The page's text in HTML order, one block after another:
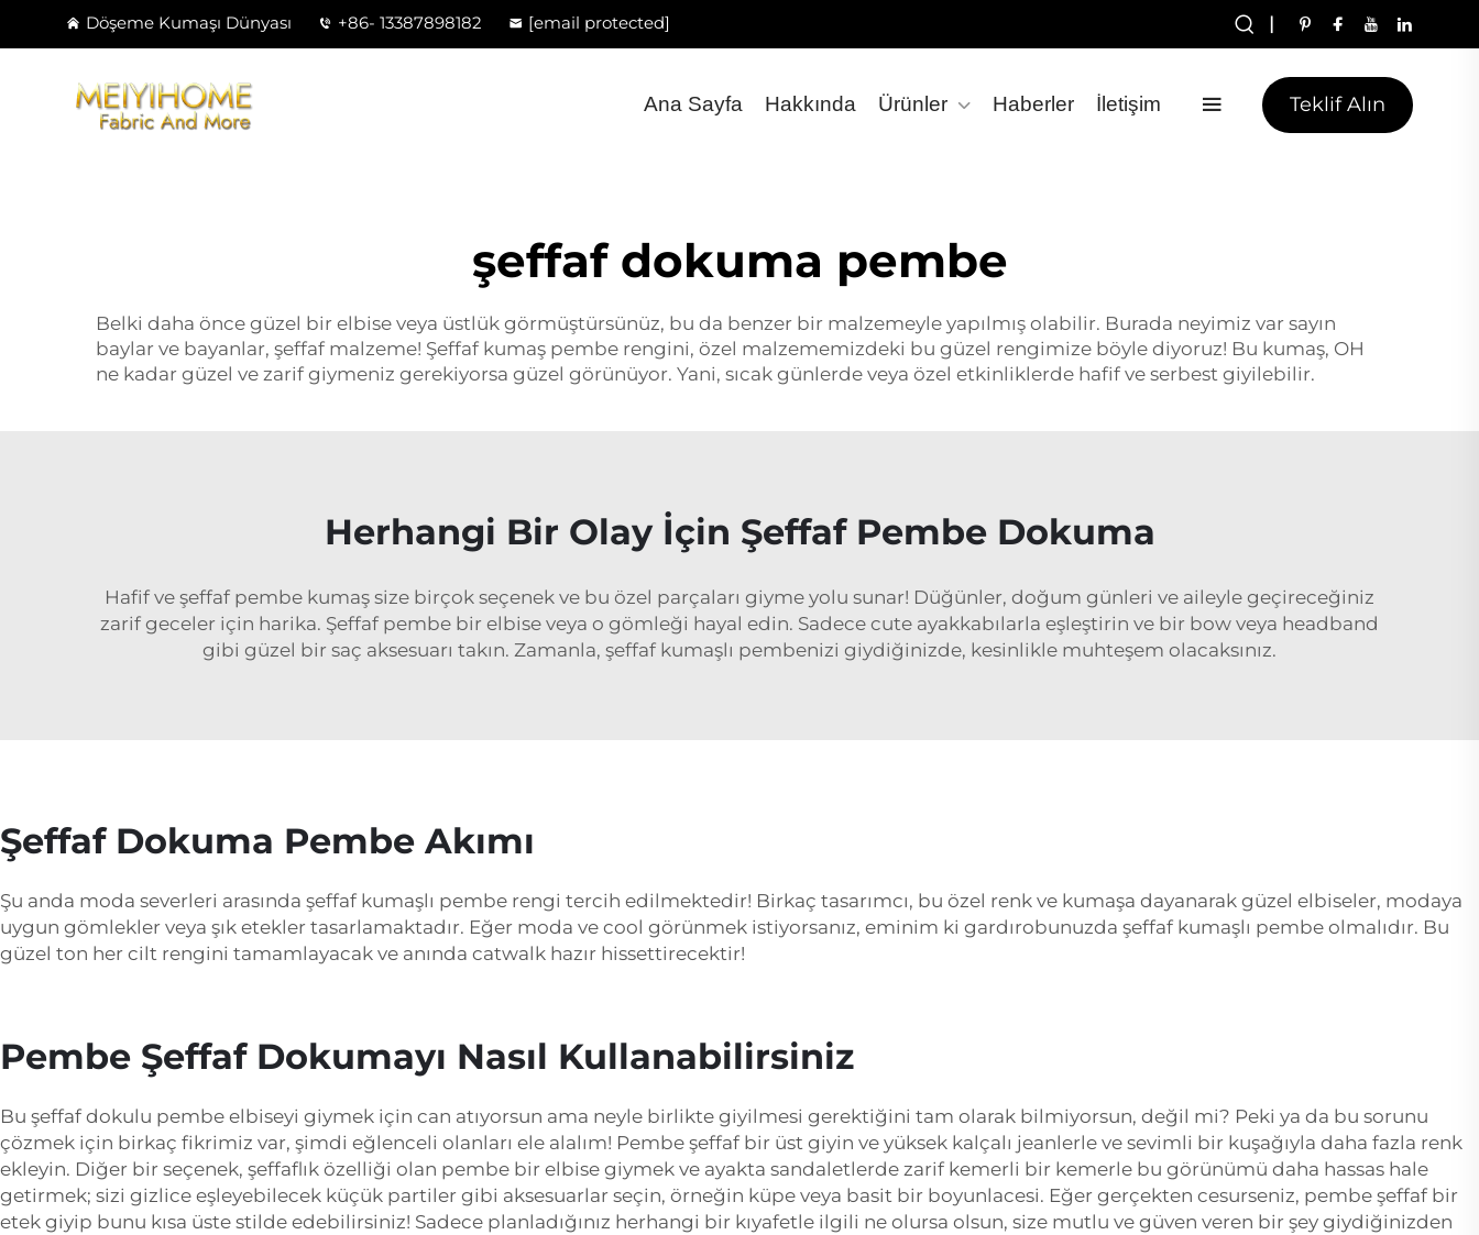
Döşeme Kumaşı Dünyası +86- 13387898182 [email protected] |
Ana Sayfa Hakkında Ürünler Haberler İletişim Teklif Alın
şeffaf dokuma pembe
Belki daha önce güzel bir elbise veya üstlük görmüştürsünüz, bu da benzer bir malzemeyle yapılmış olabilir. Burada neyimiz var sayın
baylar ve bayanlar, şeffaf malzeme! Şeffaf kumaş pembe rengini, özel malzememizdeki bu güzel rengimize böyle diyoruz! Bu kumaş, OH
ne kadar güzel ve zarif giymeniz gerekiyorsa güzel görünüyor. Yani, sıcak günlerde veya özel etkinliklerde hafif ve serbest giyilebilir.
Herhangi Bir Olay İçin Şeffaf Pembe Dokuma
Hafif ve şeffaf pembe kumaş size birçok seçenek ve bu özel parçaları giyme yolu sunar! Düğünler, doğum günleri ve aileyle geçireceğiniz
zarif geceler için harika. Şeffaf pembe bir elbise veya o gömleği hayal edin. Sadece cute ayakkabılarla eşleştirin ve bir bow veya headband
gibi güzel bir saç aksesuarı takın. Zamanla, şeffaf kumaşlı pembenizi giydiğinizde, kesinlikle muhteşem olacaksınız.
Şeffaf Dokuma Pembe Akımı
Şu anda moda severleri arasında şeffaf kumaşlı pembe rengi tercih edilmektedir! Birkaç tasarımcı, bu özel renk ve kumaşa dayanarak güzel elbiseler, modaya
uygun gömlekler veya şık etekler tasarlamaktadır. Eğer moda ve cool görünmek istiyorsanız, eminim ki gardırobunuzda şeffaf kumaşlı pembe olmalıdır. Bu
güzel ton her cilt rengini tamamlayacak ve anında catwalk hazır hissettirecektir!
Pembe Şeffaf Dokumayı Nasıl Kullanabilirsiniz
Bu şeffaf dokulu pembe elbiseyi giymek için can atıyorsun ama neyle birlikte giyilmesi gerektiğini tam olarak bilmiyorsun, değil mi? Peki ya da bu sorunu
çözmek için birkaç fikrimiz var, şimdi eğlenceli olanları ele alalım! Pembe şeffaf bir üst giyin ve yüksek kalçalı jeanlerle ve sevimli bir kuşağıyla daha fazla renk
ekleyin. Diğer bir seçenek, şeffaflık özelliği olan pembe bir elbise giymek ve ayakta sandaletlerde zarif kemerli bir kemerle bu görünümü daha hassas hale
getirmek; sizi gizlice eşleyebilecek küçük partiler gibi aksesuarlar seçin, örneğin küpe veya basit bir boyunlacesi. Eğer gerçekten cesurseniz, pembe şeffaf bir
etek giyip bunu kısa üste stilde edebilirsiniz! Sadece planladığınız herhangi bir kıyafetle ilgili ne olursa olsun, size mutlu ve güven veren bir şey giydiğinizden